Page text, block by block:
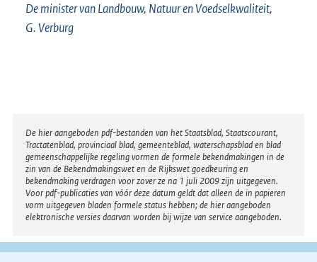
De minister van Landbouw, Natuur en Voedselkwaliteit,
G. Verburg
Disclaimer
De hier aangeboden pdf-bestanden van het Staatsblad, Staatscourant,
Tractatenblad, provinciaal blad, gemeenteblad, waterschapsblad en blad
gemeenschappelijke regeling vormen de formele bekendmakingen in de
zin van de Bekendmakingswet en de Rijkswet goedkeuring en
bekendmaking verdragen voor zover ze na 1 juli 2009 zijn uitgegeven.
Voor pdf-publicaties van vóór deze datum geldt dat alleen de in papieren
vorm uitgegeven bladen formele status hebben; de hier aangeboden
elektronische versies daarvan worden bij wijze van service aangeboden.